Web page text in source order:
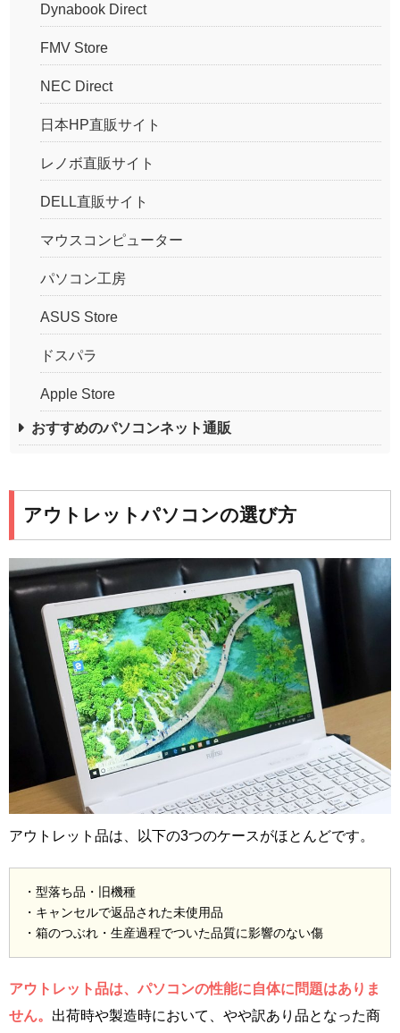
Dynabook Direct
FMV Store
NEC Direct
日本HP直販サイト
レノボ直販サイト
DELL直販サイト
マウスコンピューター
パソコン工房
ASUS Store
ドスパラ
Apple Store
おすすめのパソコンネット通販
アウトレットパソコンの選び方
アウトレット品は、以下の3つのケースがほとんどです。
・型落ち品・旧機種
・キャンセルで返品された未使用品
・箱のつぶれ・生産過程でついた品質に影響のない傷
アウトレット品は、パソコンの性能に自体に問題はありま
せん。 出荷時や製造時において、やや訳あり品となった商